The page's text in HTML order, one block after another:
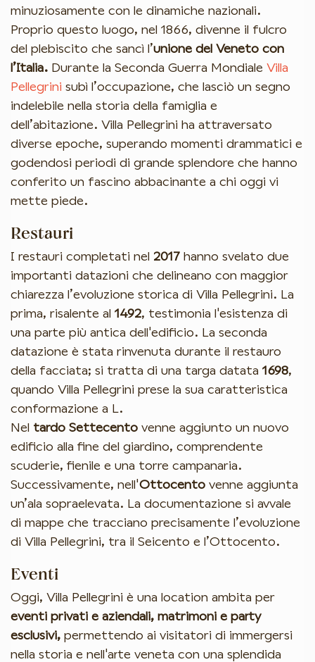
minuziosamente con le dinamiche nazionali.
Proprio questo luogo, nel 1866, divenne il fulcro
del plebiscito che sancì l’unione del Veneto con
l’Italia. Durante la Seconda Guerra Mondiale Villa
Pellegrini subì l’occupazione, che lasciò un segno
indelebile nella storia della famiglia e
dell’abitazione. Villa Pellegrini ha attraversato
diverse epoche, superando momenti drammatici e
godendosi periodi di grande splendore che hanno
conferito un fascino abbacinante a chi oggi vi
mette piede.
Restauri
I restauri completati nel 2017 hanno svelato due
importanti datazioni che delineano con maggior
chiarezza l’evoluzione storica di Villa Pellegrini. La
prima, risalente al 1492, testimonia l'esistenza di
una parte più antica dell'edificio. La seconda
datazione è stata rinvenuta durante il restauro
della facciata; si tratta di una targa datata 1698,
quando Villa Pellegrini prese la sua caratteristica
conformazione a L.
Nel tardo Settecento venne aggiunto un nuovo
edificio alla fine del giardino, comprendente
scuderie, fienile e una torre campanaria.
Successivamente, nell'Ottocento venne aggiunta
un’ala sopraelevata. La documentazione si avvale
di mappe che tracciano precisamente l’evoluzione
di Villa Pellegrini, tra il Seicento e l’Ottocento.
Eventi
Oggi, Villa Pellegrini è una location ambita per
eventi privati e aziendali, matrimoni e party
esclusivi, permettendo ai visitatori di immergersi
nella storia e nell'arte veneta con una splendida